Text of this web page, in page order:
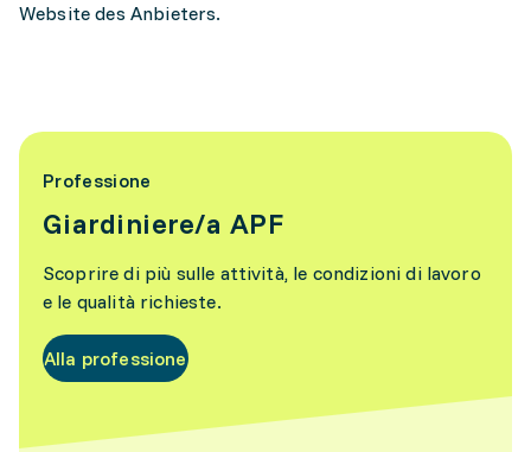
Website des Anbieters.
Professione
Giardiniere/a APF
Scoprire di più sulle attività, le condizioni di lavoro
e le qualità richieste.
Alla professione